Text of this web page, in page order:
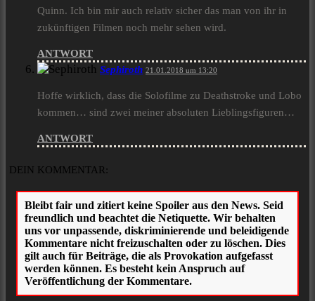
Quinn. Ich bin mir auch relativ sicher das man von ihr in
zukünftigen Filmen noch mehr sehen wird.
ANTWORT
Sephiroth 21.01.2018 um 13:20
Hoffe wirklich, dass die Solofilme zu Deathstroke und Lobo
kommen… sind zwei meiner absoluten Lieblingsfiguren…
ANTWORT
DEIN KOMMENTAR: